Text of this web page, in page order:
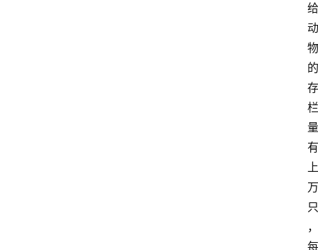
给
动
物
的
存
栏
量
有
上
万
只
，
每